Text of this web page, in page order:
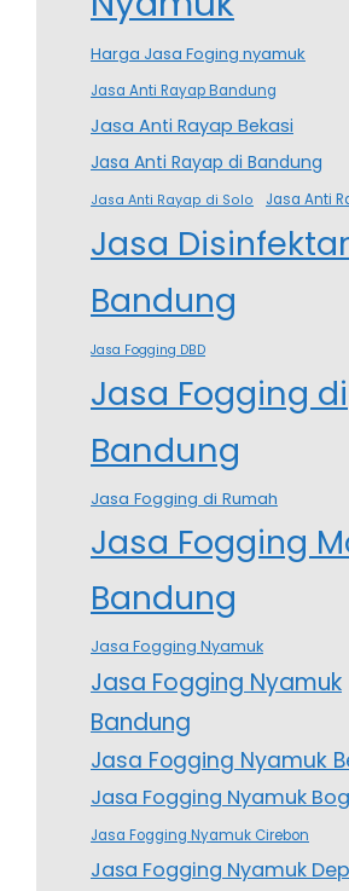
Harga Jasa Foging nyamuk
Jasa Anti Rayap Bandung
Jasa Anti Rayap Bekasi
Jasa Anti Rayap di Bandung
Jasa Anti Rayap di Solo Jasa Anti
Jasa
Bandung
Jasa Fogging DBD
Jasa Fogging di
Bandung
Jasa Fogging di Rumah
Jasa Fogging
Bandung
Jasa Fogging Nyamuk
Jasa Fogging Nyamuk
Bandung
Jasa Fogging Nyamuk
Jasa Fogging Nyamuk
Jasa Fogging Nyamuk Cirebon
Jasa Fogging Nyamuk